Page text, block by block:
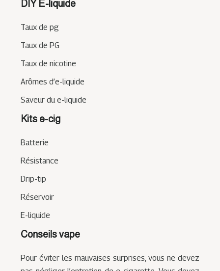
DIY E-liquide
Taux de pg
Taux de PG
Taux de nicotine
Arômes d’e-liquide
Saveur du e-liquide
Kits e-cig
Batterie
Résistance
Drip-tip
Réservoir
E-liquide
Conseils vape
Pour éviter les mauvaises surprises, vous ne devez